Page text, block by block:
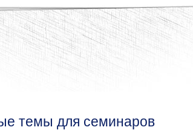
темы для семинаров